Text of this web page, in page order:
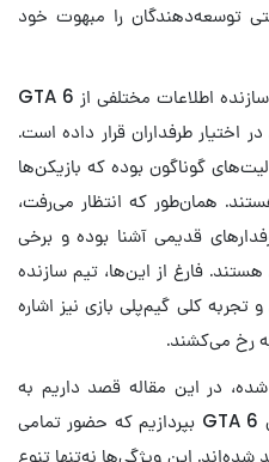
توسعه‌دهندگان را مبهوت خود
در کنار نمایش تریلر دوم بازی، تیم سازنده اطلاعات مختلفی از GTA 6
اختیار طرفداران قرار داده است.
گوناگون بوده که بازیکن‌ها
همان‌طور که انتظار می‌رفت،
قدیمی آشنا بوده و برخی
فارغ از این‌ها، تیم سازنده
تجربه کلی گیم‌پلی بازی نیز اشاره
رخ می‌کشند.
در این مقاله قصد داریم به
معرفی ۱۵ ویژگی مهم گیم پلی بازی GTA 6 بپردازیم که حضور تمامی
شده‌اند. این ویژگی‌ها نه‌تنها تنوع